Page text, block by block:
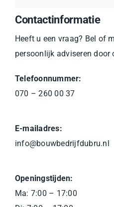
Contactinformatie
Heeft u een vraag? Bel of
persoonlijk adviseren door
Telefoonnummer:
070 – 260 00 37
E-mailadres:
info@bouwbedrijfdubru.nl
Openingstijden:
Ma: 7:00 – 17:00